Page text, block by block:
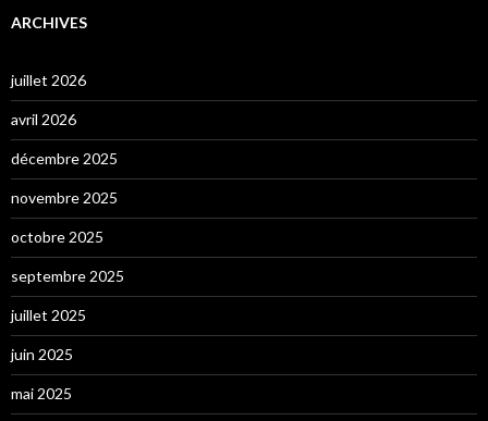
ARCHIVES
juillet 2026
avril 2026
décembre 2025
novembre 2025
octobre 2025
septembre 2025
juillet 2025
juin 2025
mai 2025